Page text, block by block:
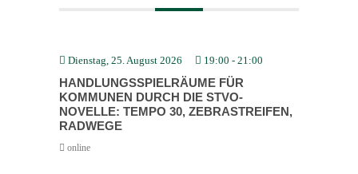
Dienstag, 25. August 2026 19:00 - 21:00
HANDLUNGS­SPIEL­RÄUME FÜR
KOMMUNEN DURCH DIE STVO-
NOVELLE: TEMPO 30, ZEBRA­STREIFEN,
RADWEGE
online